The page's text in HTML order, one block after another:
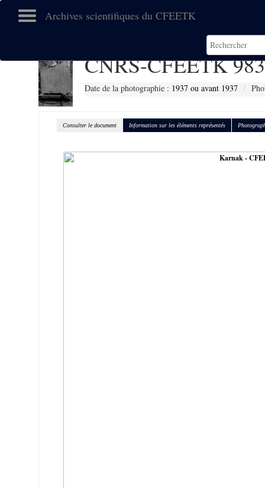
Archives scientifiques du CFEETK
CNRS-CFEETK
Date de la photographie : 1937 ou avant 1937
Consulter le document Information sur les éléments représentés